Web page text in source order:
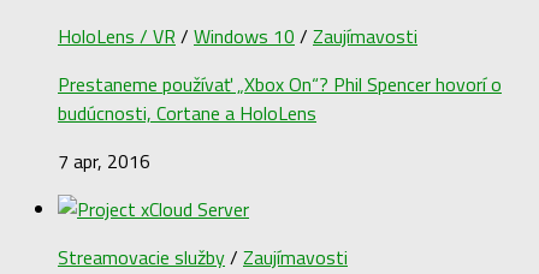
HoloLens / VR / Windows 10 / Zaujímavosti
Prestaneme používať „Xbox On“? Phil Spencer hovorí o
budúcnosti, Cortane a HoloLens
7 apr, 2016
Streamovacie služby/ Zaujímavosti